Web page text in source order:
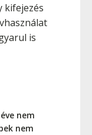
kifejezés
is
nem
nem